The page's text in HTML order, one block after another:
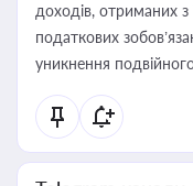
доходів, отриманих
податкових
уникнення